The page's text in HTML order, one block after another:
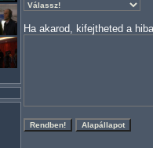
Ha akarod, kifejtheted a